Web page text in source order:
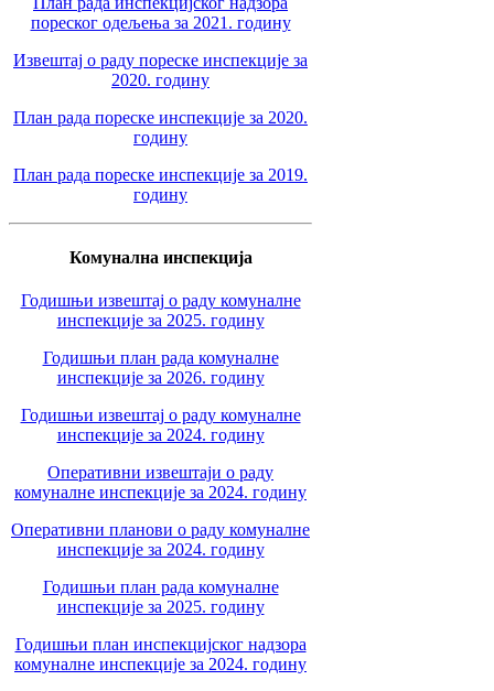
пореског одељења за 2021. годину
Извештај о раду пореске инспекције за
2020. годину
План рада пореске инспекције за 2020.
годину
План рада пореске инспекције за 2019.
годину
Комунална инспекција
Годишњи извештај о раду комуналне
инспекције за 2025. годину
Годишњи план рада комуналне
инспекције за 2026. годину
Годишњи извештај о раду комуналне
инспекције за 2024. годину
Оперативни извештаји о раду
комуналне инспекције за 2024. годину
Оперативни планови о раду комуналне
инспекције за 2024. годину
Годишњи план рада комуналне
инспекције за 2025. годину
Годишњи план инспекцијског надзора
комуналне инспекције за 2024. годину